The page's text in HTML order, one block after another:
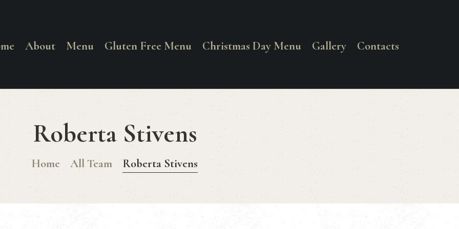
About Menu Gluten Free Menu Christmas Day Menu Gallery Contacts
Roberta Stivens
Home All Team Roberta Stivens
La Corrente
ABOUT
GLUTEN FREE
MENU
CHRISTMAS
DAY MENU